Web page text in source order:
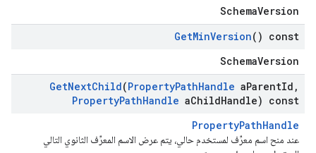
SchemaVersion
GetMinVersion() const
SchemaVersion
GetNextChild(PropertyPathHandle aParentId ,
PropertyPathHandle aChildHandle) const
PropertyPathHandle
عند منح اسم معرِّف لمستخدم حالي، يتم عرض الاسم المعرِّف الثانوي التالي